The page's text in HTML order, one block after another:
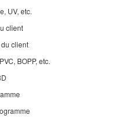
UV, etc.
client
client
BOPP, etc.